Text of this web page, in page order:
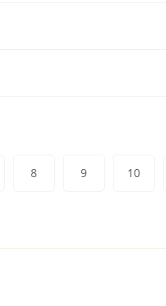
8 9 10